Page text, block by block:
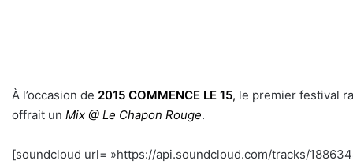
À l’occasion de 2015 COMMENCE LE 15, le premier festival
offrait un Mix @ Le Chapon Rouge.
[soundcloud url= »https://api.soundcloud.com/tracks/